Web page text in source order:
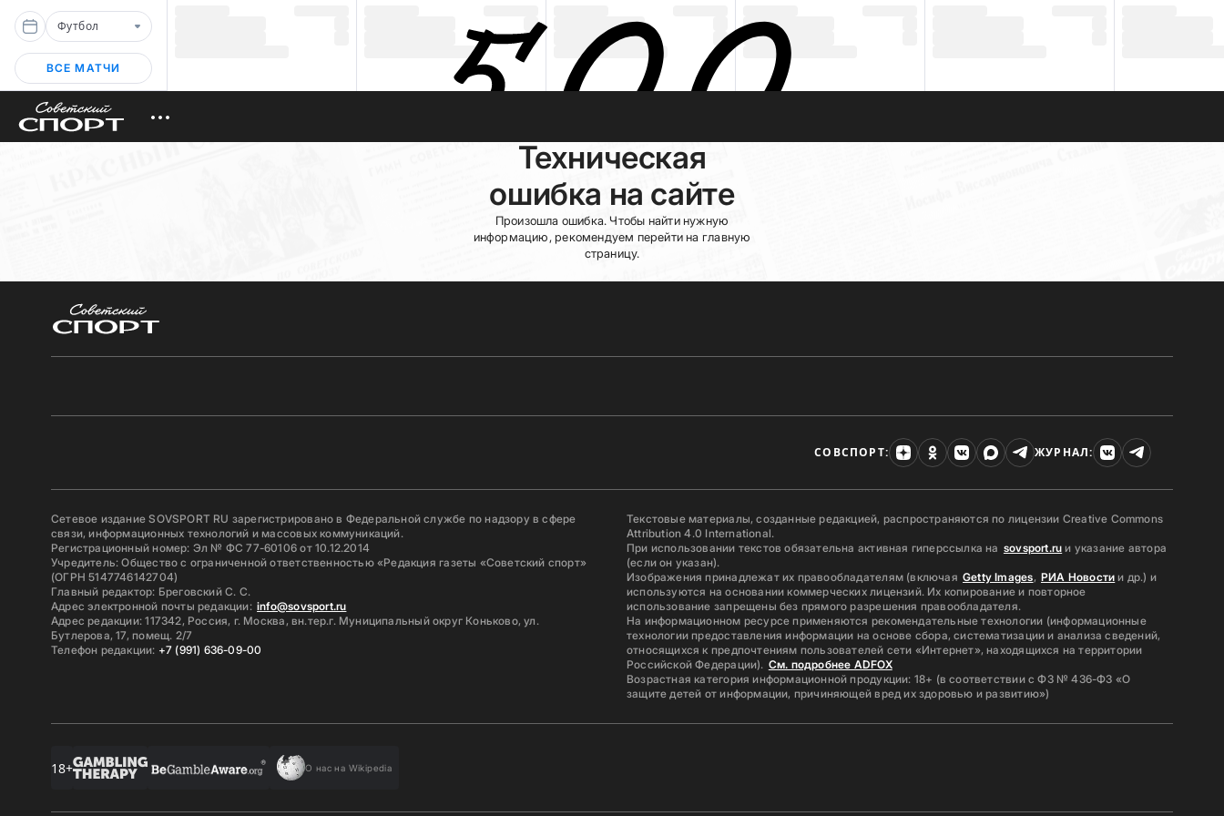
Футбол
ВСЕ МАТЧИ
Техническая
ошибка на сайте
Произошла ошибка. Чтобы найти нужную
информацию, рекомендуем перейти на главную
страницу.
СОВСПОРТ: ЖУРНАЛ:
Сетевое издание SOVSPORT RU зарегистрировано в Федеральной службе по надзору в сфере
связи, информационных технологий и массовых коммуникаций.
Регистрационный номер: Эл № ФС 77-60106 от 10.12.2014
Учредитель: Общество с ограниченной ответственностью «Редакция газеты «Советский спорт»
(ОГРН 5147746142704)
Главный редактор: Бреговский С. С.
Адрес электронной почты редакции: info@sovsport.ru
Адрес редакции: 117342, Россия, г. Москва, вн.тер.г. Муниципальный округ Коньково, ул.
Бутлерова, 17, помещ. 2/7
Телефон редакции: +7 (991) 636-09-00
Текстовые материалы, созданные редакцией, распространяются по лицензии Creative Commons
Attribution 4.0 International.
При использовании текстов обязательна активная гиперссылка на sovsport.ru и указание автора
(если он указан).
Изображения принадлежат их правообладателям (включая Getty Images, РИА Новости и др.) и
используются на основании коммерческих лицензий. Их копирование и повторное
использование запрещены без прямого разрешения правообладателя.
На информационном ресурсе применяются рекомендательные технологии (информационные
технологии предоставления информации на основе сбора, систематизации и анализа сведений,
относящихся к предпочтениям пользователей сети «Интернет», находящихся на территории
Российской Федерации). См. подробнее ADFOX
Возрастная категория информационной продукции: 18+ (в соответствии с ФЗ № 436-ФЗ «О
защите детей от информации, причиняющей вред их здоровью и развитию»)
18+ О нас на Wikipedia